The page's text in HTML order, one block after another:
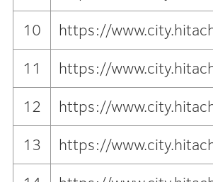
10 https://
11 https://
12 https://
13 https://